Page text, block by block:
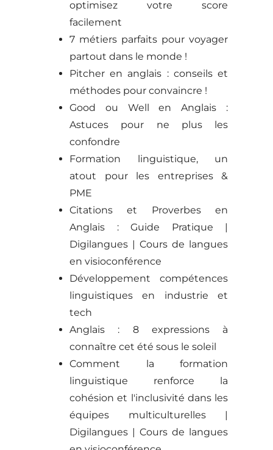
optimisez votre score
facilement
7 métiers parfaits pour voyager
partout dans le monde !
Pitcher en anglais : conseils et
méthodes pour convaincre !
Good ou Well en Anglais :
Astuces pour ne plus les
confondre
Formation linguistique, un
atout pour les entreprises &
PME
Citations et Proverbes en
Anglais : Guide Pratique |
Digilangues | Cours de langues
en visioconférence
Développement compétences
linguistiques en industrie et
tech
Anglais : 8 expressions à
connaître cet été sous le soleil
Comment la formation
linguistique renforce la
cohésion et l'inclusivité dans les
équipes multiculturelles |
Digilangues | Cours de langues